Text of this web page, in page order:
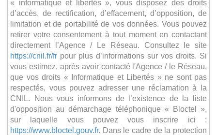
« informatique et libertés », vous disposez des droits
d’accès, de rectification, d’effacement, d’opposition, de
limitation et de portabilité de vos données. Vous pouvez
retirer votre consentement à tout moment en contactant
directement l’Agence / Le Réseau. Consultez le site
https://cnil.fr/fr pour plus d’informations sur vos droits. Si
vous estimez, après avoir contacté l'Agence / le Réseau,
que vos droits « Informatique et Libertés » ne sont pas
respectés, vous pouvez adresser une réclamation à la
CNIL. Nous vous informons de l’existence de la liste
d'opposition au démarchage téléphonique « Bloctel »,
sur laquelle vous pouvez vous inscrire ici :
https://www.bloctel.gouv.fr. Dans le cadre de la protection